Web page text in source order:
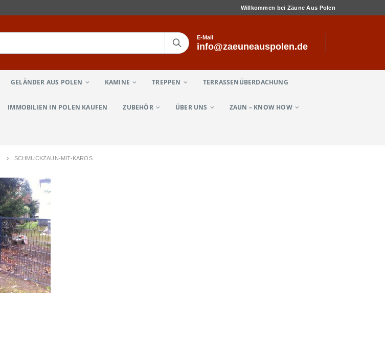
Willkommen bei Zäune Aus Polen
E-Mail
info@zaeuneauspolen.de
GELÄNDER AUS POLEN KAMINE TREPPEN TERRASSENÜBERDACHUNG
IMMOBILIEN IN POLEN KAUFEN ZUBEHÖR ÜBER UNS ZAUN – KNOW HOW
SCHMUCKZAUN-MIT-KAROS